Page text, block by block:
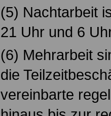
(5) Nachtarbeit
21 Uhr und 6
(6) Mehrarbeit
die
vereinbarte